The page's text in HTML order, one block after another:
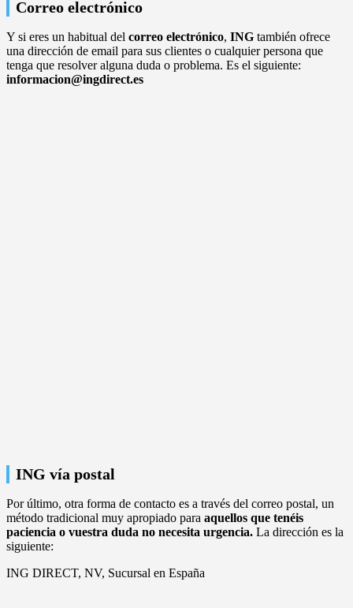
Correo electrónico
Y si eres un habitual del correo electrónico, ING también ofrece
una dirección de email para sus clientes o cualquier persona que
tenga que resolver alguna duda o problema. Es el siguiente:
informacion@ingdirect.es
ING vía postal
Por último, otra forma de contacto es a través del correo postal, un
método tradicional muy apropiado para aquellos que tenéis
paciencia o vuestra duda no necesita urgencia. La dirección es la
siguiente:
ING DIRECT, NV, Sucursal en España